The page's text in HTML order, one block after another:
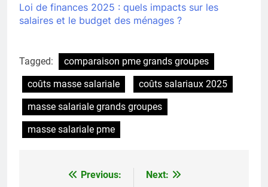
Loi de finances 2025 : quels impacts sur les
salaires et le budget des ménages ?
Tagged:
comparaison pme grands groupes
coûts masse salariale
coûts salariaux 2025
masse salariale grands groupes
masse salariale pme
NavigationPrevious:
Next: